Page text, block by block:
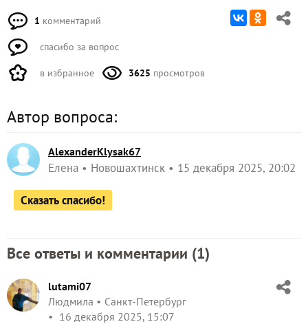
1 комментарий
спасибо за вопрос
в избранное 3625 просмотров
Автор вопроса:
AlexanderKlysak67
Елена Новошахтинск 15 декабря 2025, 20:02
Сказать спасибо!
Все ответы и комментарии (1)
lutami07
Людмила
Санкт-Петербург
16 декабря 2025, 15:07